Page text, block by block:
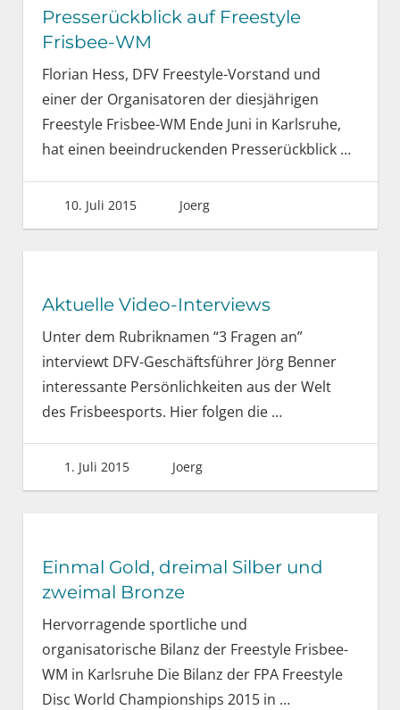
Presserückblick auf Freestyle
Frisbee-WM
Florian Hess, DFV Freestyle-Vorstand und
einer der Organisatoren der diesjährigen
Freestyle Frisbee-WM Ende Juni in Karlsruhe,
hat einen beeindruckenden Presserückblick …
10. Juli 2015 Joerg
Aktuelle Video-Interviews
Unter dem Rubriknamen “3 Fragen an”
interviewt DFV-Geschäftsführer Jörg Benner
interessante Persönlichkeiten aus der Welt
des Frisbeesports. Hier folgen die …
1. Juli 2015 Joerg
Einmal Gold, dreimal Silber und
zweimal Bronze
Hervorragende sportliche und
organisatorische Bilanz der Freestyle Frisbee-
WM in Karlsruhe Die Bilanz der FPA Freestyle
Disc World Championships 2015 in …